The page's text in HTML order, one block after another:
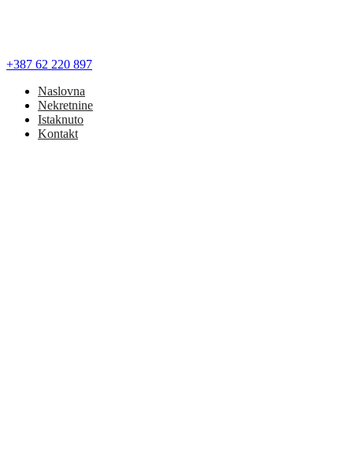
+387 62 220 897
Naslovna
Nekretnine
Istaknuto
Kontakt